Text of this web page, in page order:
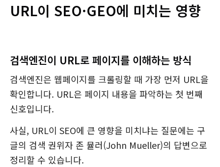
URL이 SEO·GEO에 미치는 영향
검색엔진이 URL로 페이지를 이해하는 방식
검색엔진은 웹페이지를 크롤링할 때 가장 먼저 URL을
확인합니다. URL은 페이지 내용을 파악하는 첫 번째
신호입니다.
사실, URL이 SEO에 큰 영향을 미치냐는 질문에는 구
글의 검색 권위자 존 뮬러(John Mueller)의 답변으로
정리할 수 있습니다.